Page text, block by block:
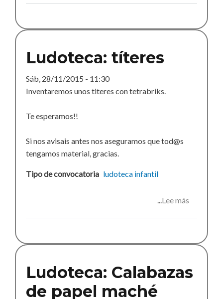
Ludoteca: títeres
Sáb, 28/11/2015 - 11:30
Inventaremos unos titeres con tetrabriks.
Te esperamos!!
Si nos avisais antes nos aseguramos que tod@s
tengamos material, gracias.
Tipo de convocatoria ludoteca infantil
Lee más
Ludoteca: Calabazas
de papel maché